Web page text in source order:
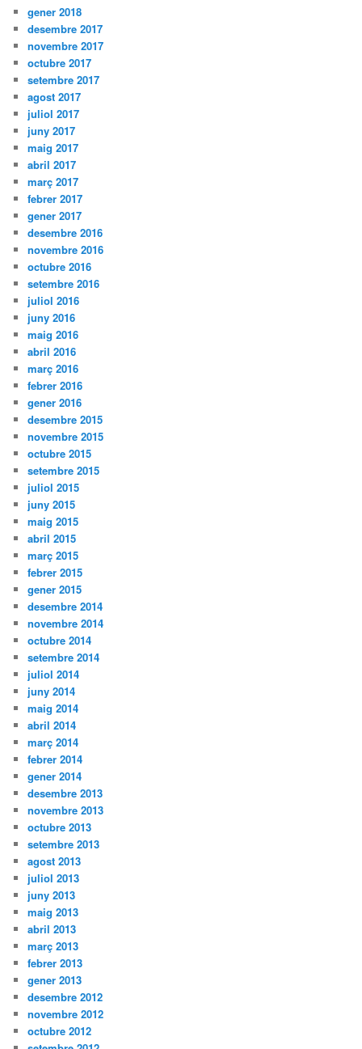
gener 2018
desembre 2017
novembre 2017
octubre 2017
setembre 2017
agost 2017
juliol 2017
juny 2017
maig 2017
abril 2017
març 2017
febrer 2017
gener 2017
desembre 2016
novembre 2016
octubre 2016
setembre 2016
juliol 2016
juny 2016
maig 2016
abril 2016
març 2016
febrer 2016
gener 2016
desembre 2015
novembre 2015
octubre 2015
setembre 2015
juliol 2015
juny 2015
maig 2015
abril 2015
març 2015
febrer 2015
gener 2015
desembre 2014
novembre 2014
octubre 2014
setembre 2014
juliol 2014
juny 2014
maig 2014
abril 2014
març 2014
febrer 2014
gener 2014
desembre 2013
novembre 2013
octubre 2013
setembre 2013
agost 2013
juliol 2013
juny 2013
maig 2013
abril 2013
març 2013
febrer 2013
gener 2013
desembre 2012
novembre 2012
octubre 2012